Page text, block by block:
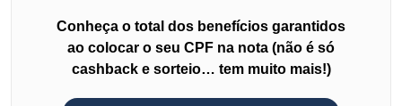
Conheça o total dos benefícios garantidos
ao colocar o seu CPF na nota (não é só
cashback e sorteio… tem muito mais!)